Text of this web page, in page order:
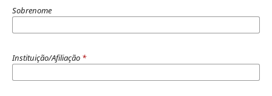
Sobrenome
Instituição/Afiliação *